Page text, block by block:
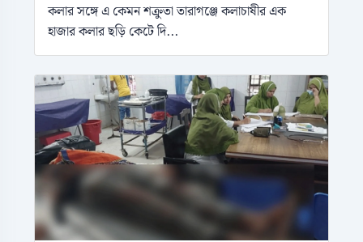
কলার সঙ্গে এ কেমন শক্রুতা তারাগঞ্জে কলাচাষীর এক
হাজার কলার ছড়ি কেটে দি...